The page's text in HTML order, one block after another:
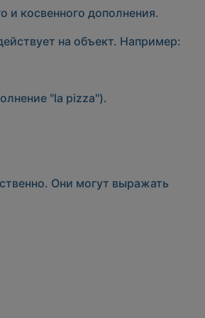
и косвенного дополнения.
на объект. Например:
"la pizza").
Они могут выражать